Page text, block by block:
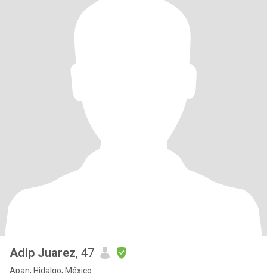
Adip Juarez, 47
Apan, Hidalgo, México